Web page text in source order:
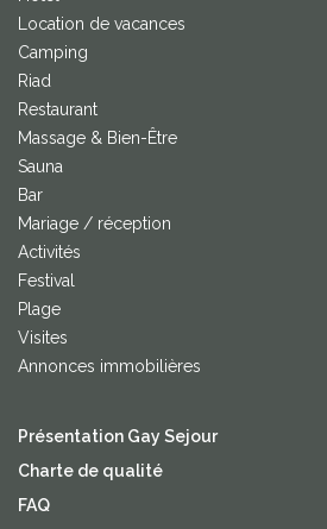
Location de vacances
Camping
Riad
Restaurant
Massage & Bien-Être
Sauna
Bar
Mariage / réception
Activités
Festival
Plage
Visites
Annonces immobilières
Présentation Gay Sejour
Charte de qualité
FAQ